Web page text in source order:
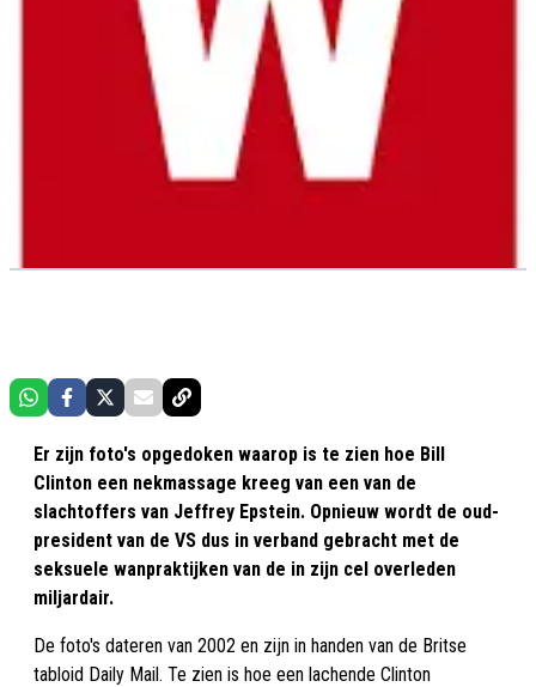
Er zijn foto's opgedoken waarop is te zien hoe Bill
Clinton een nekmassage kreeg van een van de
slachtoffers van Jeffrey Epstein. Opnieuw wordt de oud-
president van de VS dus in verband gebracht met de
seksuele wanpraktijken van de in zijn cel overleden
miljardair.
De foto's dateren van 2002 en zijn in handen van de Britse
tabloid Daily Mail. Te zien is hoe een lachende Clinton